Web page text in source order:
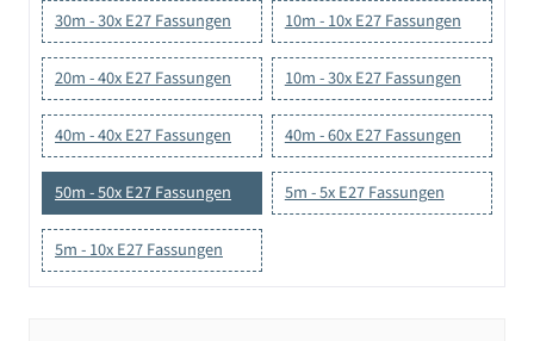
30m - 30x E27 Fassungen 10m - 10x E27 Fassungen
20m - 40x E27 Fassungen 10m - 30x E27 Fassungen
40m - 40x E27 Fassungen 40m - 60x E27 Fassungen
50m - 50x E27 Fassungen 5m - 5x E27 Fassungen
5m - 10x E27 Fassungen